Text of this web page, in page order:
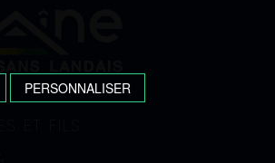
PERSONNALISER